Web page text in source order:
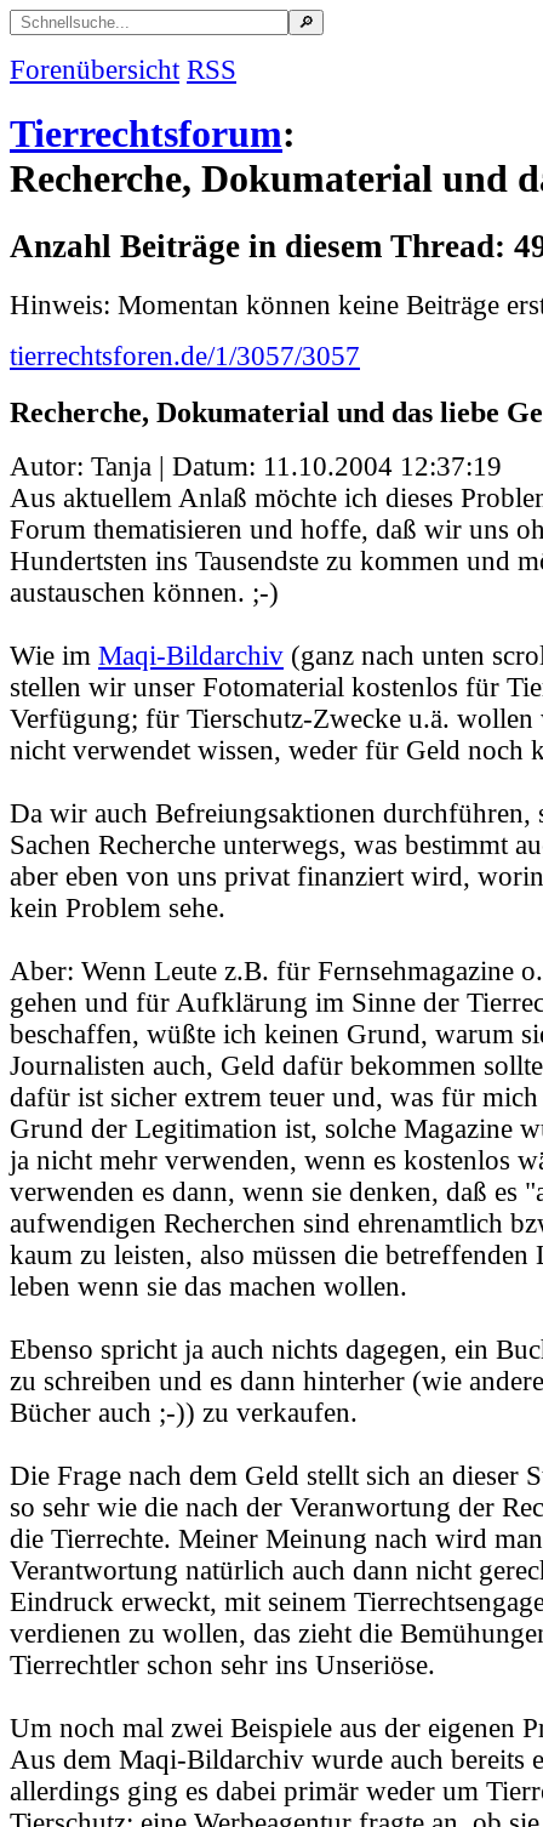
Forenübersicht RSS
Tierrechtsforum:
Recherche, Dokumaterial und
Anzahl Beiträge in diesem Thread:
Hinweis: Momentan können keine Beiträge
tierrechtsforen.de/1/3057/3057
Recherche, Dokumaterial und das liebe
Autor: Tanja | Datum: 11.10.2004 12:37:19
Aus aktuellem Anlaß möchte ich dieses
Forum thematisieren und hoffe, daß wir uns
Hundertsten ins Tausendste zu kommen und
austauschen können. ;-)
Wie im Maqi-Bildarchiv (ganz nach unten
stellen wir unser Fotomaterial kostenlos für
Verfügung; für Tierschutz-Zwecke u.ä.
nicht verwendet wissen, weder für Geld noch
Da wir auch Befreiungsaktionen
Sachen Recherche unterwegs, was bestimmt
aber eben von uns privat finanziert wird,
kein Problem sehe.
Aber: Wenn Leute z.B. für Fernsehmagazine
gehen und für Aufklärung im Sinne der
beschaffen, wüßte ich keinen Grund, warum
Journalisten auch, Geld dafür bekommen
dafür ist sicher extrem teuer und, was für
Grund der Legitimation ist, solche Magazine
ja nicht mehr verwenden, wenn es kostenlos
verwenden es dann, wenn sie denken, daß es
aufwendigen Recherchen sind ehrenamtlich
kaum zu leisten, also müssen die betreffenden
leben wenn sie das machen wollen.
Ebenso spricht ja auch nichts dagegen, ein
zu schreiben und es dann hinterher (wie
Bücher auch ;-)) zu verkaufen.
Die Frage nach dem Geld stellt sich an dieser
so sehr wie die nach der Veranwortung der
die Tierrechte. Meiner Meinung nach wird
Verantwortung natürlich auch dann nicht
Eindruck erweckt, mit seinem
verdienen zu wollen, das zieht die
Tierrechtler schon sehr ins Unseriöse.
Um noch mal zwei Beispiele aus der eigenen
Aus dem Maqi-Bildarchiv wurde auch bereits
allerdings ging es dabei primär weder um